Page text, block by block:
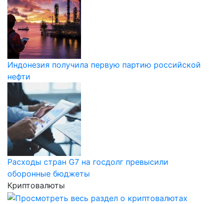
Индонезия получила первую партию российской
нефти
Расходы стран G7 на госдолг превысили
оборонные бюджеты
Криптовалюты